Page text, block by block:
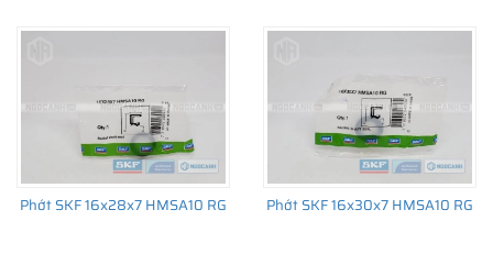
đến sản xuất số lượng lớn, từ lắp cho thiết bị ban đầu đến thị
trường thay thế sau đó.
Phớt SKF 16x28x7 HMSA10 RG Phớt SKF 16x30x7 HMSA10 RG